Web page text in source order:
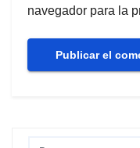
navegador para la